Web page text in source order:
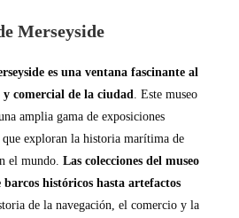
Merseyside
es una ventana fascinante al
comercial de la ciudad. Este museo
amplia gama de exposiciones
exploran la historia marítima de
el mundo.Las colecciones del museo
barcos históricos hasta artefactos
de la navegación, el comercio y la